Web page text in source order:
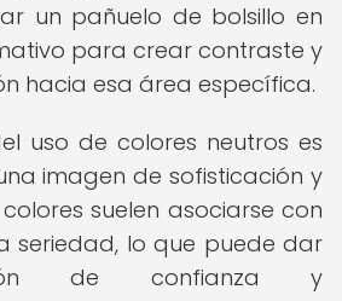
un pañuelo de bolsillo en
para crear contraste y
hacia esa área específica.
uso de colores neutros es
imagen de sofisticación y
suelen asociarse con
seriedad, lo que puede dar
de confianza y